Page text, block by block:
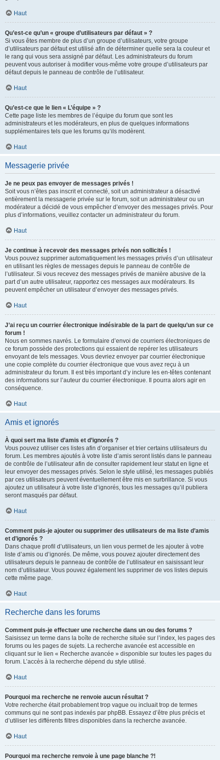
Haut
Qu’est-ce qu’un « groupe d’utilisateurs par défaut » ?
Si vous êtes membre de plus d’un groupe d’utilisateurs, votre groupe
d’utilisateurs par défaut est utilisé afin de déterminer quelle sera la couleur et
le rang qui vous sera assigné par défaut. Les administrateurs du forum
peuvent vous autoriser à modifier vous-même votre groupe d’utilisateurs par
défaut depuis le panneau de contrôle de l’utilisateur.
Haut
Qu’est-ce que le lien « L’équipe » ?
Cette page liste les membres de l’équipe du forum que sont les
administrateurs et les modérateurs, en plus de quelques informations
supplémentaires tels que les forums qu’ils modèrent.
Haut
Messagerie privée
Je ne peux pas envoyer de messages privés !
Soit vous n’êtes pas inscrit et connecté, soit un administrateur a désactivé
entièrement la messagerie privée sur le forum, soit un administrateur ou un
modérateur a décidé de vous empêcher d’envoyer des messages privés. Pour
plus d’informations, veuillez contacter un administrateur du forum.
Haut
Je continue à recevoir des messages privés non sollicités !
Vous pouvez supprimer automatiquement les messages privés d’un utilisateur
en utilisant les règles de messages depuis le panneau de contrôle de
l’utilisateur. Si vous recevez des messages privés de manière abusive de la
part d’un autre utilisateur, rapportez ces messages aux modérateurs. Ils
peuvent empêcher un utilisateur d’envoyer des messages privés.
Haut
J’ai reçu un courrier électronique indésirable de la part de quelqu’un sur ce
forum !
Nous en sommes navrés. Le formulaire d’envoi de courriers électroniques de
ce forum possède des protections qui essaient de repérer les utilisateurs
envoyant de tels messages. Vous devriez envoyer par courrier électronique
une copie complète du courrier électronique que vous avez reçu à un
administrateur du forum. Il est très important d’y inclure les en-têtes contenant
des informations sur l’auteur du courrier électronique. Il pourra alors agir en
conséquence.
Haut
Amis et ignorés
À quoi sert ma liste d’amis et d’ignorés ?
Vous pouvez utiliser ces listes afin d’organiser et trier certains utilisateurs du
forum. Les membres ajoutés à votre liste d’amis seront listés dans le panneau
de contrôle de l’utilisateur afin de consulter rapidement leur statut en ligne et
leur envoyer des messages privés. Selon le style utilisé, les messages publiés
par ces utilisateurs peuvent éventuellement être mis en surbrillance. Si vous
ajoutez un utilisateur à votre liste d’ignorés, tous les messages qu’il publiera
seront masqués par défaut.
Haut
Comment puis-je ajouter ou supprimer des utilisateurs de ma liste d’amis
et d’ignorés ?
Dans chaque profil d’utilisateurs, un lien vous permet de les ajouter à votre
liste d’amis ou d’ignorés. De même, vous pouvez ajouter directement des
utilisateurs depuis le panneau de contrôle de l’utilisateur en saisissant leur
nom d’utilisateur. Vous pouvez également les supprimer de vos listes depuis
cette même page.
Haut
Recherche dans les forums
Comment puis-je effectuer une recherche dans un ou des forums ?
Saisissez un terme dans la boîte de recherche située sur l’index, les pages des
forums ou les pages de sujets. La recherche avancée est accessible en
cliquant sur le lien « Recherche avancée » disponible sur toutes les pages du
forum. L’accès à la recherche dépend du style utilisé.
Haut
Pourquoi ma recherche ne renvoie aucun résultat ?
Votre recherche était probablement trop vague ou incluait trop de termes
communs qui ne sont pas indexés par phpBB. Essayez d’être plus précis et
d’utiliser les différents filtres disponibles dans la recherche avancée.
Haut
Pourquoi ma recherche renvoie à une page blanche ?!